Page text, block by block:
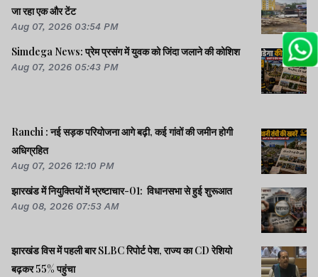
जा रहा एक और टेंट
Aug 07, 2026 03:54 PM
Simdega News: प्रेम प्रसंग में युवक को जिंदा जलाने की कोशिश
Aug 07, 2026 05:43 PM
Ranchi : नई सड़क परियोजना आगे बढ़ी, कई गांवों की जमीन होगी
अधिग्रहित
Aug 07, 2026 12:10 PM
झारखंड में नियुक्तियों में भ्रष्टाचार-01: विधानसभा से हुई शुरूआत
Aug 08, 2026 07:53 AM
झारखंड विस में पहली बार SLBC रिपोर्ट पेश, राज्य का CD रेशियो
बढ़कर 55% पहुंचा